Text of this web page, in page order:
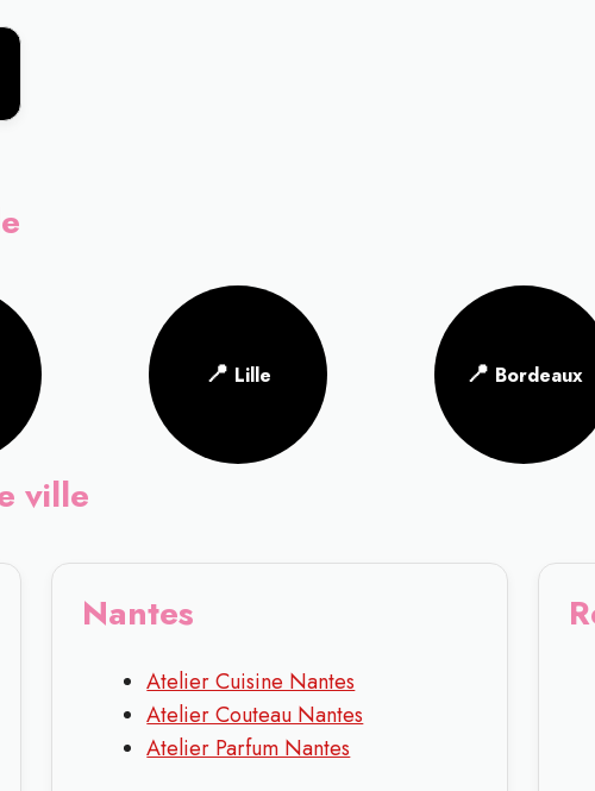
📍 Lille 📍 Bordeaux
ville
Nantes
Atelier Cuisine Nantes
Atelier Couteau Nantes
Atelier Parfum Nantes